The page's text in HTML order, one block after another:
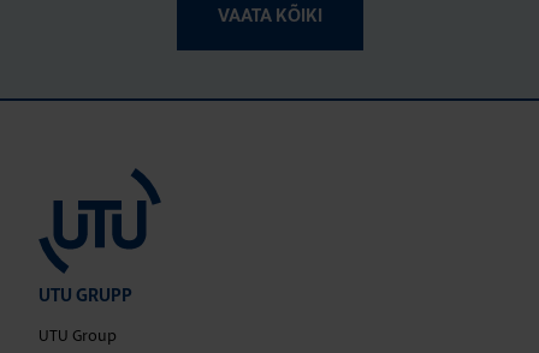
VAATA KÕIKI
UTU GRUPP
UTU Group